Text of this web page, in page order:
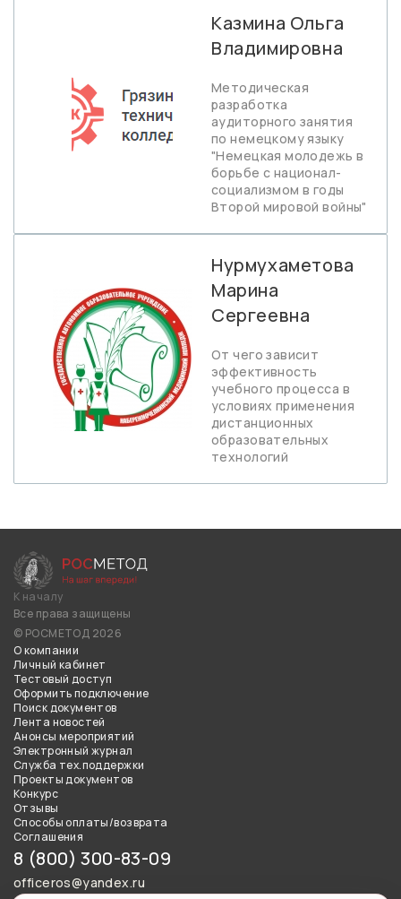
Казмина Ольга
Владимировна
Методическая
разработка
аудиторного занятия
по немецкому языку
"Немецкая молодежь в
борьбе с национал-
социализмом в годы
Второй мировой войны"
Нурмухаметова
Марина
Сергеевна
От чего зависит
эффективность
учебного процесса в
условиях применения
дистанционных
образовательных
технологий
К началу
Все права защищены
© РОСМЕТОД 2026
О компании
Личный кабинет
Тестовый доступ
Оформить подключение
Поиск документов
Лента новостей
Анонсы мероприятий
Электронный журнал
Служба тех.поддержки
Проекты документов
Конкурс
Отзывы
Способы оплаты/возврата
Соглашения
8 (800) 300-83-09
officeros@yandex.ru